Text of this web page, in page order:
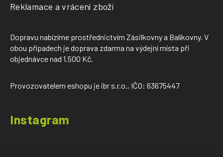
Reklamace a vrácení zboží
Dopravu nabízíme prostřednictvím Zásilkovny a Balíkovny. V
obou případech je doprava zdarma na výdejní místa při
objednávce nad 1.500 Kč.
Provozovatelem eshopu je ibr s.r.o., IČO: 63675447
Instagram